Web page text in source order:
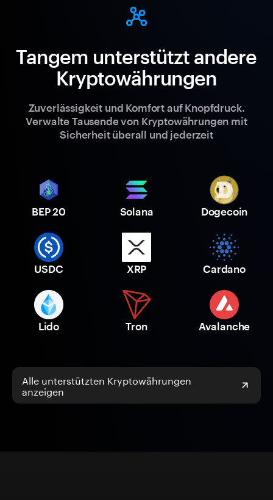
Tangem unterstützt andere
Kryptowährungen
Zuverlässigkeit und Komfort auf Knopfdruck.
Verwalte Tausende von Kryptowährungen mit
Sicherheit überall und jederzeit
BEP 20 Solana Dogecoin
USDC XRP Cardano
Lido Tron Avalanche
Alle unterstützten Kryptowährungen
anzeigen